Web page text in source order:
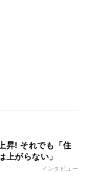
昇! それでも「住
上がらない」
インタビュー